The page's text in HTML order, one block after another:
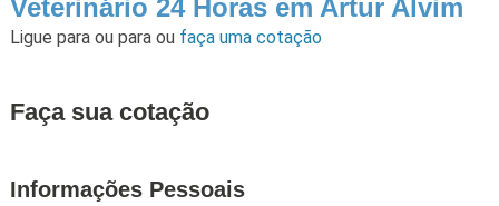
Veterinário 24 Horas em Artur Alvim
Ligue para ou para ou faça uma cotação
Faça sua cotação
Informações Pessoais